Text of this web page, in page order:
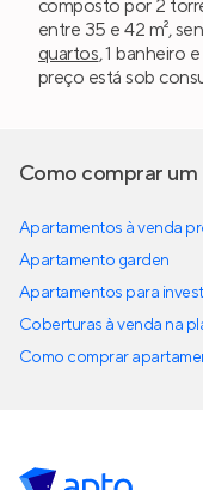
composto por 2
entre 35 e 42 m²,
quartos, 1 banheiro
preço está sob
Como comprar um
Apartamentos à venda
Apartamento garden
Apartamentos para
Coberturas à venda na
Como comprar